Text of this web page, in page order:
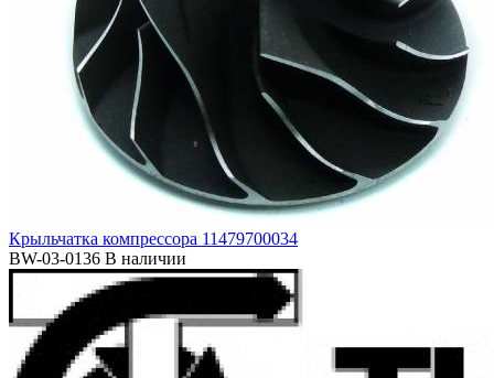
Крыльчатка компрессора 11479700034
BW-03-0136 В наличии